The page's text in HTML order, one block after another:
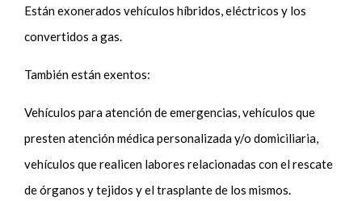
Están exonerados vehículos híbridos, eléctricos y los
convertidos a gas.
También están exentos:
Vehículos para atención de emergencias, vehículos que
presten atención médica personalizada y/o domiciliaria,
vehículos que realicen labores relacionadas con el rescate
de órganos y tejidos y el trasplante de los mismos.